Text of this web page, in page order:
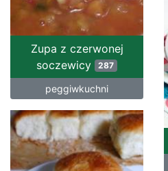
Zupa z czerwonej
soczewicy 287
peggiwkuchni